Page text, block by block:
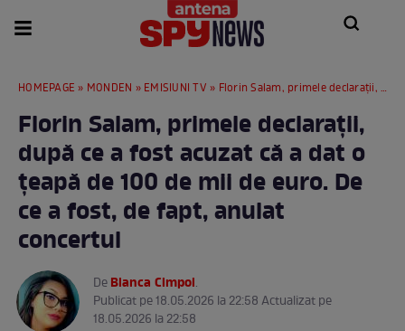
HOMEPAGE » MONDEN » EMISIUNI TV » Florin Salam, primele declarații, după ce a fost acuzat că a dat o țeapă de 100 de mii de euro. De ce a fost, de fapt, anulat concertul
Florin Salam, primele declarații,
după ce a fost acuzat că a dat o
țeapă de 100 de mii de euro. De
ce a fost, de fapt, anulat
concertul
DeBianca Cimpoi.
Publicat pe 18.05.2026 la 22:58 Actualizat pe
18.05.2026 la 22:58